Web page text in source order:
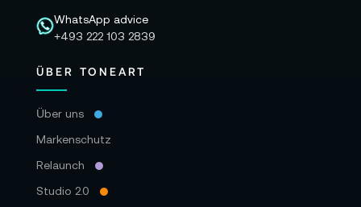
WhatsApp advice
+493 222 103 2839
ÜBER TONEART
Über uns
Markenschutz
Relaunch
Studio 2.0